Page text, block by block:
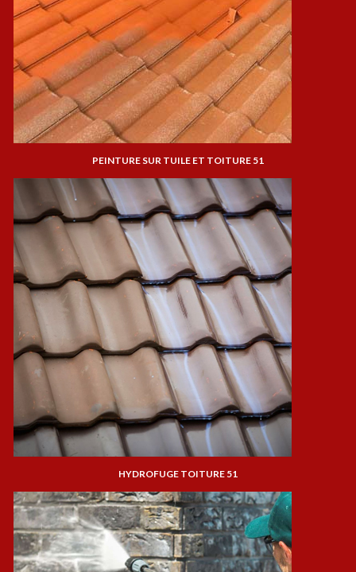
PEINTURE SUR TUILE ET TOITURE 51
HYDROFUGE TOITURE 51